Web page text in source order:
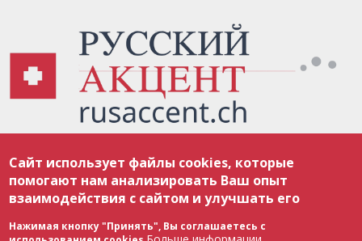
соответствии с законодательством Швейцарии об авторском праве и
международными соглашениями. Полное или частичное использование
материалов возможно только с разрешения редакции. В случае полного
или частичного воспроизведения материалов сайта rusaccent.ch,
ОБЯЗАТЕЛЬНА АКТИВНАЯ ГИПЕРССЫЛКА на конкретный заимствованный
текст. Фотоизображения, размещенные редакцией rusaccent.ch, являются
ее исключительной собственностью. Полное или частичное
Сайт использует файлы cookies, которые
помогают нам анализировать Ваш опыт
взаимодействия с сайтом и улучшать его
Нажимая кнопку "Принять", Вы соглашаетесь с